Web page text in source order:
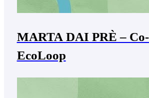
MARTA DAI PRÈ –
EcoLoop